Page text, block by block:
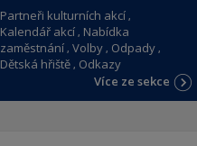
Partneři kulturních akcí
Kalendář akcí Nabídka
zaměstnání Volby Odpady
Dětská hřiště Odkazy
Více ze sekce